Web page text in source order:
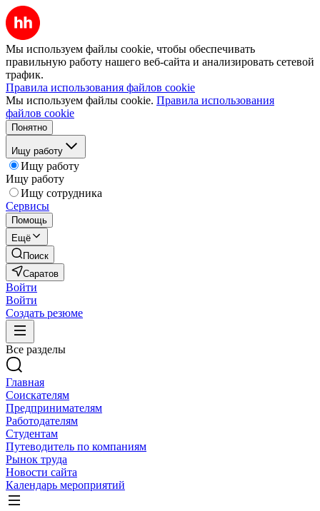
Мы используем файлы cookie, чтобы обеспечивать
правильную работу нашего веб-сайта и анализировать сетевой
трафик.
Правила использования файлов cookie
Мы используем файлы cookie. Правила использования
файлов cookie
Понятно
Ищу работу
Ищу работу
Ищу работу
Ищу сотрудника
Сервисы
Помощь
Ещё
Поиск
Саратов
Войти
Войти
Создать резюме
Все разделы
Главная
Соискателям
Предпринимателям
Работодателям
Студентам
Путеводитель по компаниям
Рынок труда
Новости сайта
Календарь мероприятий